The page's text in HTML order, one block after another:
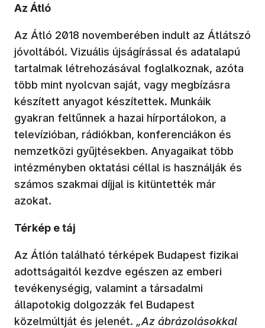
Az Átló
Az Átló 2018 novemberében indult az Átlátszó
jóvoltából. Vizuális újságírással és adatalapú
tartalmak létrehozásával foglalkoznak, azóta
több mint nyolcvan saját, vagy megbízásra
készített anyagot készítettek. Munkáik
gyakran feltűnnek a hazai hírportálokon, a
televízióban, rádiókban, konferenciákon és
nemzetközi gyűjtésekben. Anyagaikat több
intézményben oktatási céllal is használják és
számos szakmai díjjal is kitüntették már
azokat.
Térkép e táj
Az Átlón található térképek Budapest fizikai
adottságaitól kezdve egészen az emberi
tevékenységig, valamint a társadalmi
állapotokig dolgozzák fel Budapest
közelmúltját és jelenét. „Az ábrázolásokkal